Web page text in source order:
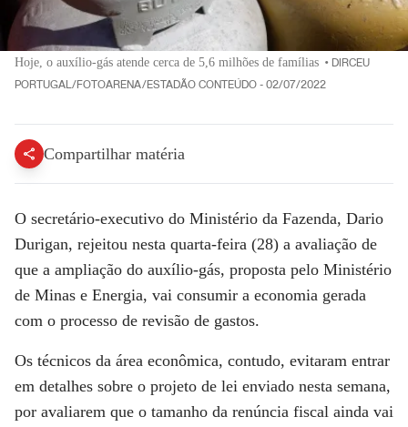
Hoje, o auxílio-gás atende cerca de 5,6 milhões de famílias • DIRCEU
PORTUGAL/FOTOARENA/ESTADÃO CONTEÚDO - 02/07/2022
Compartilhar matéria
O secretário-executivo do Ministério da Fazenda, Dario
Durigan, rejeitou nesta quarta-feira (28) a avaliação de
que a ampliação do auxílio-gás, proposta pelo Ministério
de Minas e Energia, vai consumir a economia gerada
com o processo de revisão de gastos.
Os técnicos da área econômica, contudo, evitaram entrar
em detalhes sobre o projeto de lei enviado nesta semana,
por avaliarem que o tamanho da renúncia fiscal ainda vai